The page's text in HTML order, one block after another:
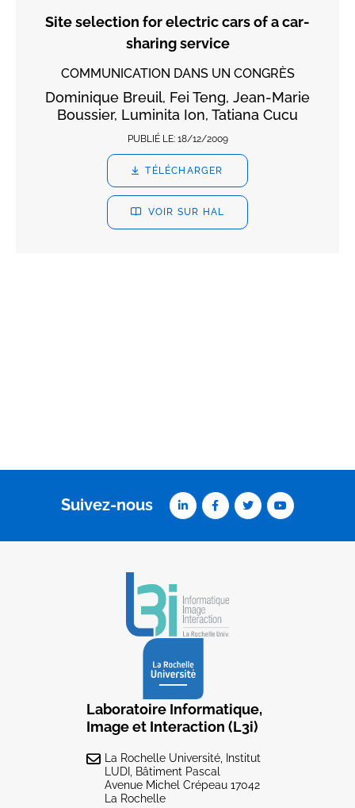
Site selection for electric cars of a car-
sharing service
COMMUNICATION DANS UN CONGRÈS
Dominique Breuil, Fei Teng, Jean-Marie
Boussier, Luminita Ion, Tatiana Cucu
PUBLIÉ LE: 18/12/2009
TÉLÉCHARGER
VOIR SUR HAL
Suivez-nous
Laboratoire Informatique,
Image et Interaction (L3i)
La Rochelle Université, Institut
LUDI, Bâtiment Pascal
Avenue Michel Crépeau 17042
La Rochelle